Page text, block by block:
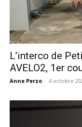
L’interco de
AVELO2, 1er
Anne Perzo - 4 octobre